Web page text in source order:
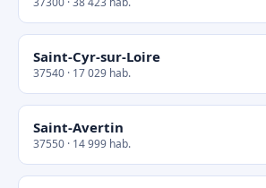
Saint-Cyr-sur-Loire
37540 · 17 029 hab.
Saint-Avertin
37550 · 14 999 hab.